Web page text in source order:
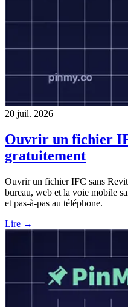
20 juil. 2026
Ouvrir un fichier
gratuitement
Ouvrir un fichier IFC sans
bureau, web et la voie mobile
et pas-à-pas au téléphone.
Lire →